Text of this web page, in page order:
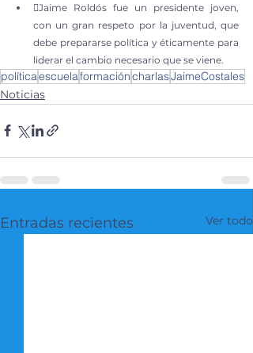
Jaime Roldós fue un presidente joven,
con un gran respeto por la juventud, que
debe prepararse política y éticamente para
liderar el cambio necesario que se viene.
políticaescuelaformacióncharlasJaimeCostales
Noticias
Entradas recientes Ver todo